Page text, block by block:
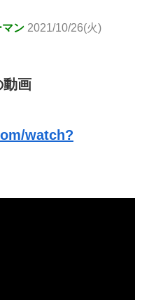
ン 2021/10/26(火)
動画
watch?